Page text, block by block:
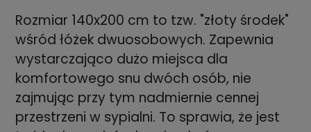
Rozmiar 140x200 cm to tzw. "złoty środek"
wśród łóżek dwuosobowych. Zapewnia
wystarczająco dużo miejsca dla
komfortowego snu dwóch osób, nie
zajmując przy tym nadmiernie cennej
przestrzeni w sypialni. To sprawia, że jest